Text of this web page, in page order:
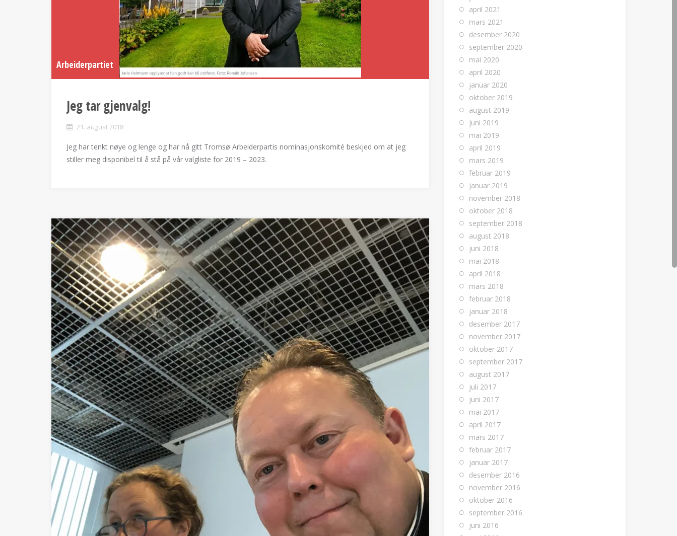
Arbeiderpartiet
Jeg tar gjenvalg!
21. august 2018
Jeg har tenkt nøye og lenge og har nå gitt Tromsø Arbeiderpartis nominasjonskomité beskjed om at jeg
stiller meg disponibel til å stå på vår valgliste for 2019 – 2023.
april 2021
mars 2021
desember 2020
september 2020
mai 2020
april 2020
januar 2020
oktober 2019
august 2019
juni 2019
mai 2019
april 2019
mars 2019
februar 2019
januar 2019
november 2018
oktober 2018
september 2018
august 2018
juni 2018
mai 2018
april 2018
mars 2018
februar 2018
januar 2018
desember 2017
november 2017
oktober 2017
september 2017
august 2017
juli 2017
juni 2017
mai 2017
april 2017
mars 2017
februar 2017
januar 2017
desember 2016
november 2016
oktober 2016
september 2016
juni 2016